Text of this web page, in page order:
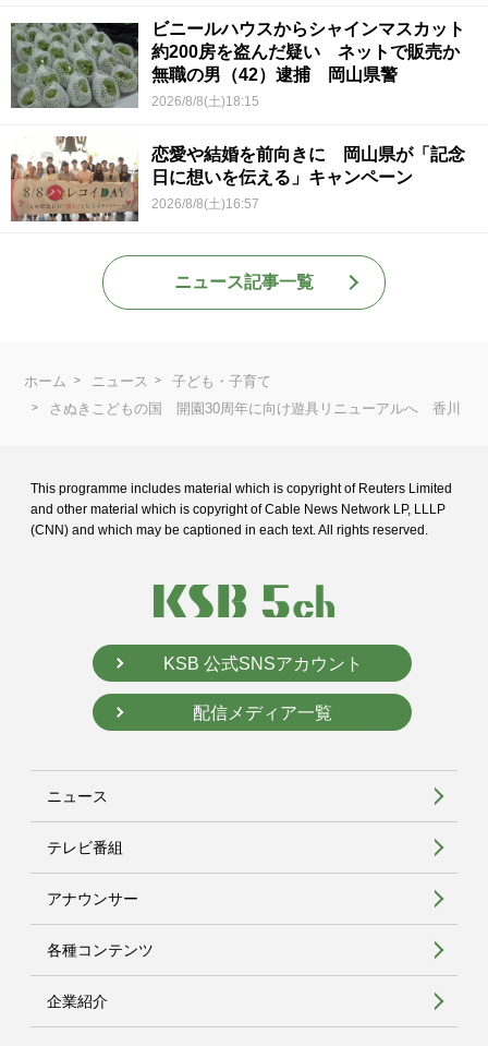
ビニールハウスからシャインマスカット
約200房を盗んだ疑い ネットで販売か
無職の男（42）逮捕 岡山県警
2026/8/8(土)18:15
恋愛や結婚を前向きに 岡山県が「記念
日に想いを伝える」キャンペーン
2026/8/8(土)16:57
ニュース記事一覧
ホーム ニュース
子ども・子育て
さぬきこどもの国 開園30周年に向け遊具リニューアルへ 香川
This programme includes material which is copyright of Reuters Limited
and other material which is copyright of Cable News Network LP, LLLP
(CNN) and which may be captioned in each text. All rights reserved.
KSB 公式SNSアカウント
配信メディア一覧
ニュース
テレビ番組
アナウンサー
各種コンテンツ
企業紹介